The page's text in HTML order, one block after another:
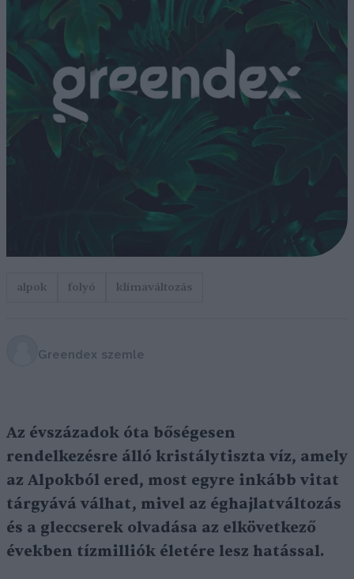
alpok folyó klímaváltozás
Greendex szemle
Az évszázadok óta bőségesen
rendelkezésre álló kristálytiszta víz, amely
az Alpokból ered, most egyre inkább vitat
tárgyává válhat, mivel az éghajlatváltozás
és a gleccserek olvadása az elkövetkező
években tízmilliók életére lesz hatással.